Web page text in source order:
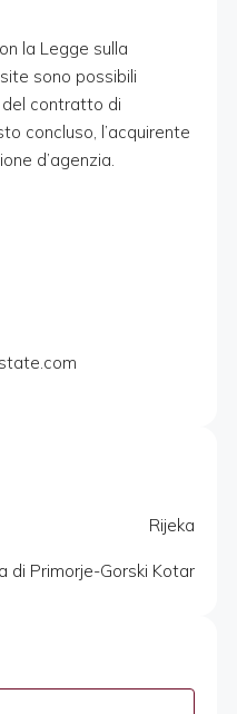
la Legge sulla
sono possibili
contratto di
concluso, l’acquirente
d’agenzia.
Rijeka
di Primorje-Gorski Kotar